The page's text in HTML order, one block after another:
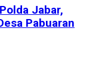
Jabar,
Pabuaran